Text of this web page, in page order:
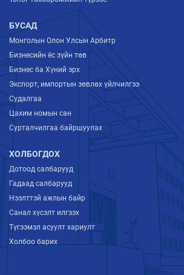
БУСАД
Монголын Олон Улсын Арбитр
Бизнесийн ёс зүйн төв
Бизнес ба Хүний эрх
Экспорт, импортын зөвлөх үйлчилгээ
Судалгаа
Цахим номын сан
Сурталчилгаа байршуулах
ХОЛБОГДОХ
Дотоод салбарууд
Гадаад салбарууд
Нээлттэй ажлын байр
Санал хүсэлт илгээх
Түгээмэл асуулт хариулт
Холбоо барих